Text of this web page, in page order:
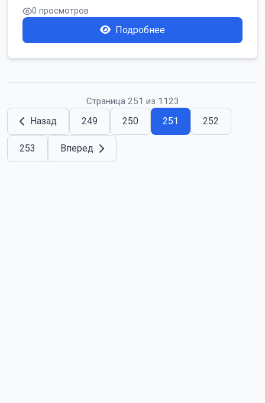
0 просмотров
Подробнее
Страница 251 из 1123
Назад 249 250 251 252
253 Вперед